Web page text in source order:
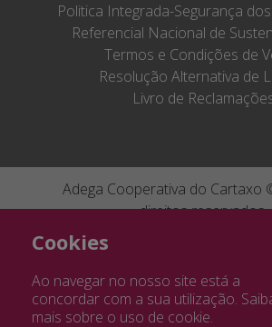
Politica Integrada-Segurança
Referencial Nacional de
Termos e Condições de
Resolução Alternativa de
Livro de
Adega Cooperativa do Cartaxo
direitos reservados.
Cofinanciado por:Ficha de
Cookies
Ao navegar no nosso site está a
concordar com a sua utilização.
mais sobre o uso de cookie.